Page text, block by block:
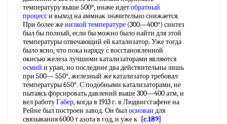
температуру выше 500°, иначе идетобратный
процесси выход на аммиак значительно снижается.
При более женизкой температуре (300—400°) синтез
был бы полный, если бы можно было найти для этой
температуры отвечающий ей катализатор. Уже тогда
было ясно, что пока наряду с восстановленной
окисью железа лучшими катализаторами являются
осмий и уран, но последние два действительны лишь
при 500— 550°, железный же катализатор требовал
температуры 650°. С подобными катализаторами, не
пытаясь форсировать давлений выше 300—400 атм, и
вел работуГабер, когда в 1913 г. в Людвигсгафене на
Рейне был построен завод. Он былоснован для
связывания 6000 т азота в год, и уже к [c.189]